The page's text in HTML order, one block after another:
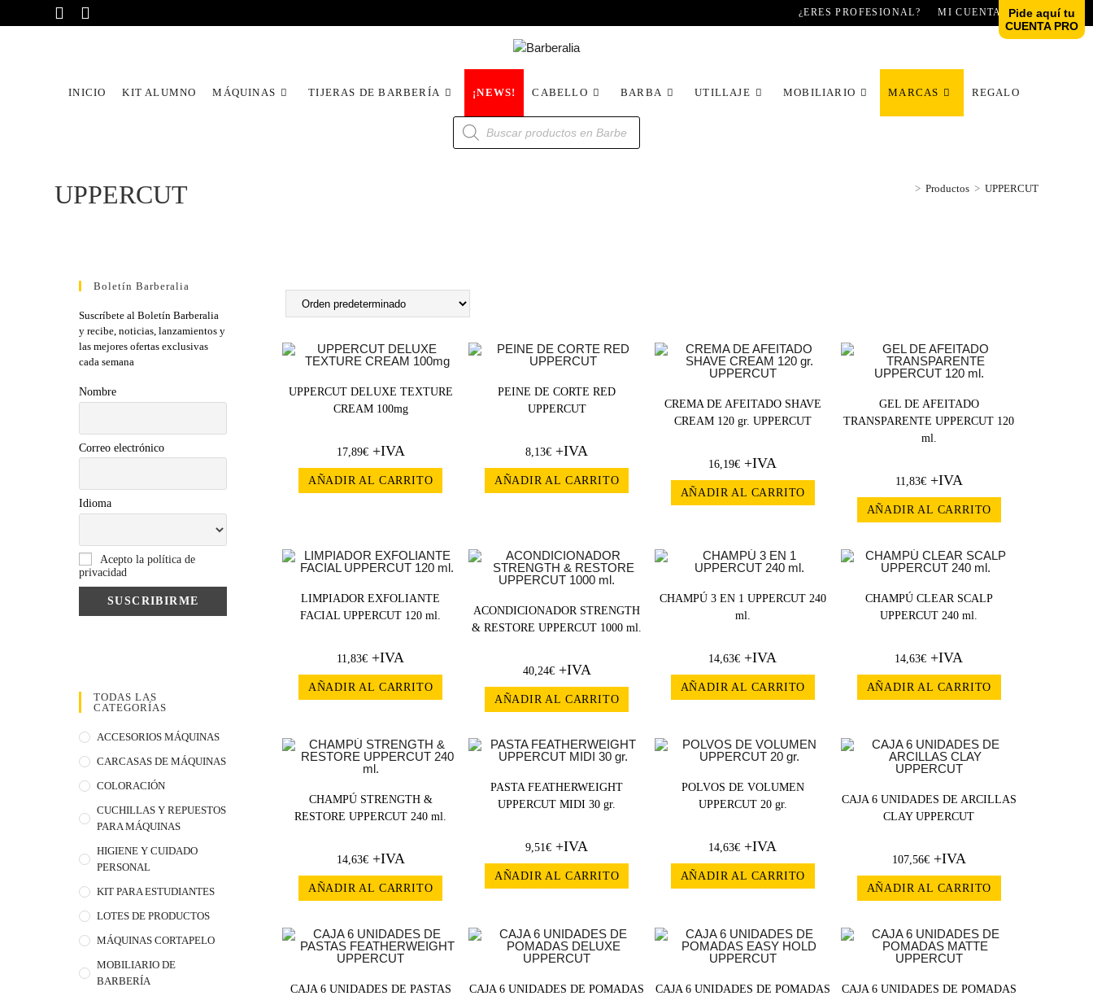
¿ERES PROFESIONAL? MI CUENTA
INICIO KIT ALUMNO MÁQUINAS TIJERAS DE BARBERÍA ¡NEWS! CABELLO BARBA UTILLAJE MOBILIARIO MARCAS REGALO
UPPERCUT > Productos > UPPERCUT
Boletín Barberalia
Suscríbete al Boletín Barberalia
y recibe, noticias, lanzamientos y
las mejores ofertas exclusivas
cada semana
Nombre
Correo electrónico
Idioma
Acepto la política de
privacidad
TODAS LAS
CATEGORÍAS
ACCESORIOS MÁQUINAS
CARCASAS DE MÁQUINAS
COLORACIÓN
CUCHILLAS Y REPUESTOS
PARA MÁQUINAS
HIGIENE Y CUIDADO
PERSONAL
KIT PARA ESTUDIANTES
LOTES DE PRODUCTOS
MÁQUINAS CORTAPELO
MOBILIARIO DE
BARBERÍA
UPPERCUT DELUXE TEXTURE
CREAM 100mg
17,89€+IVA
AÑADIR AL CARRITO
PEINE DE CORTE RED
UPPERCUT
8,13€ +IVA
AÑADIR AL CARRITO
CREMA DE AFEITADO SHAVE
CREAM 120 gr. UPPERCUT
16,19€ +IVA
AÑADIR AL CARRITO
GEL DE AFEITADO
TRANSPARENTE UPPERCUT 120
ml.
11,83€+IVA
AÑADIR AL CARRITO
LIMPIADOR EXFOLIANTE
FACIAL UPPERCUT 120 ml.
11,83€ +IVA
AÑADIR AL CARRITO
ACONDICIONADOR STRENGTH
& RESTORE UPPERCUT 1000 ml.
40,24€+IVA
AÑADIR AL CARRITO
CHAMPÚ 3 EN 1 UPPERCUT 240
ml.
14,63€ +IVA
AÑADIR AL CARRITO
CHAMPÚ CLEAR SCALP
UPPERCUT 240 ml.
14,63€ +IVA
AÑADIR AL CARRITO
CHAMPÚ STRENGTH &
RESTORE UPPERCUT 240 ml.
14,63€+IVA
AÑADIR AL CARRITO
PASTA FEATHERWEIGHT
UPPERCUT MIDI 30 gr.
9,51€ +IVA
AÑADIR AL CARRITO
POLVOS DE VOLUMEN
UPPERCUT 20 gr.
14,63€ +IVA
AÑADIR AL CARRITO
CAJA 6 UNIDADES DE ARCILLAS
CLAY UPPERCUT
107,56€+IVA
AÑADIR AL CARRITO
CAJA 6 UNIDADES DE PASTAS
CAJA 6 UNIDADES DE POMADAS
CAJA 6 UNIDADES DE POMADAS
CAJA 6 UNIDADES DE POMADAS
Pide aquí tu
CUENTA PRO